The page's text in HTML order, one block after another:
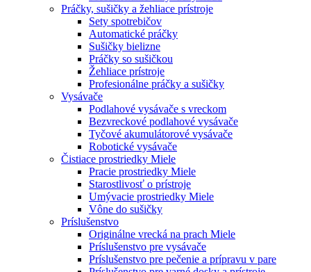
Práčky, sušičky a žehliace prístroje
Sety spotrebičov
Automatické práčky
Sušičky bielizne
Práčky so sušičkou
Žehliace prístroje
Profesionálne práčky a sušičky
Vysávače
Podlahové vysávače s vreckom
Bezvreckové podlahové vysávače
Tyčové akumulátorové vysávače
Robotické vysávače
Čistiace prostriedky Miele
Pracie prostriedky Miele
Starostlivosť o prístroje
Umývacie prostriedky Miele
Vône do sušičky
Príslušenstvo
Originálne vrecká na prach Miele
Príslušenstvo pre vysávače
Príslušenstvo pre pečenie a prípravu v pare